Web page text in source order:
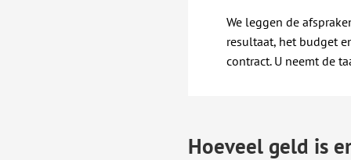
We leggen de
resultaat, het budget
contract. U neemt de
Hoeveel geld is